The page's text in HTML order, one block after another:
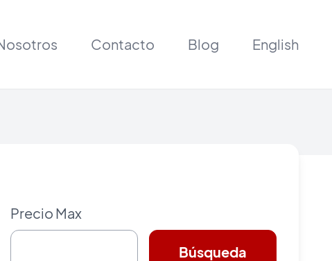
Contacto Blog English
Precio Max
Búsqueda